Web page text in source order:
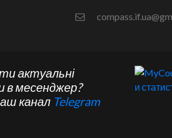
актуальні
в месенджер?
канал Telegram